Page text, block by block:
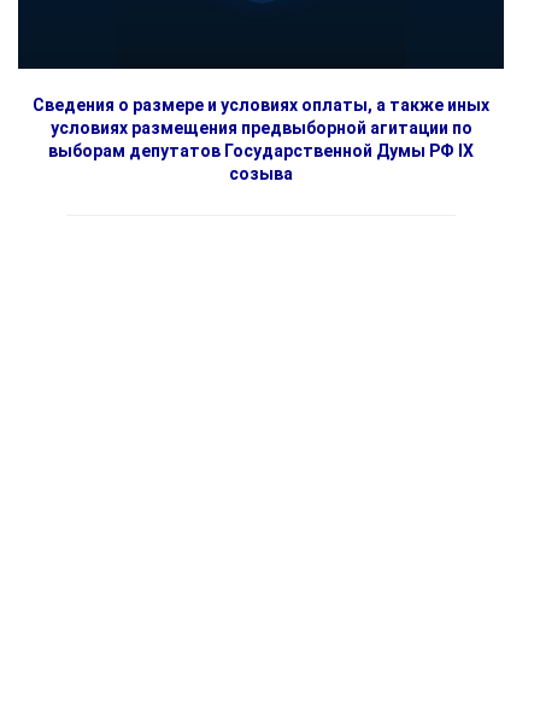
Сведения о размере и условиях оплаты, а также иных
условиях размещения предвыборной агитации по
выборам депутатов Государственной Думы РФ IX
созыва